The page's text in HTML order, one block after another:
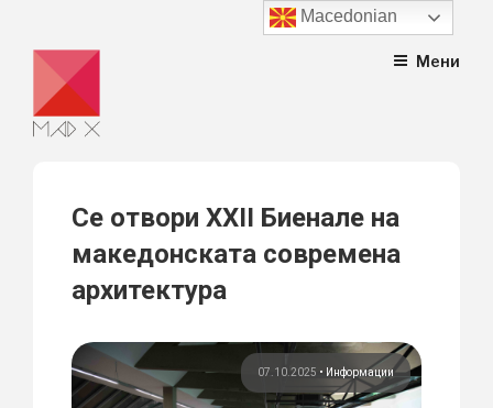
content
Мени
Се отвори XXII Биенале на
македонската современа
архитектура
07.10.2025 • Информации
Macedonian